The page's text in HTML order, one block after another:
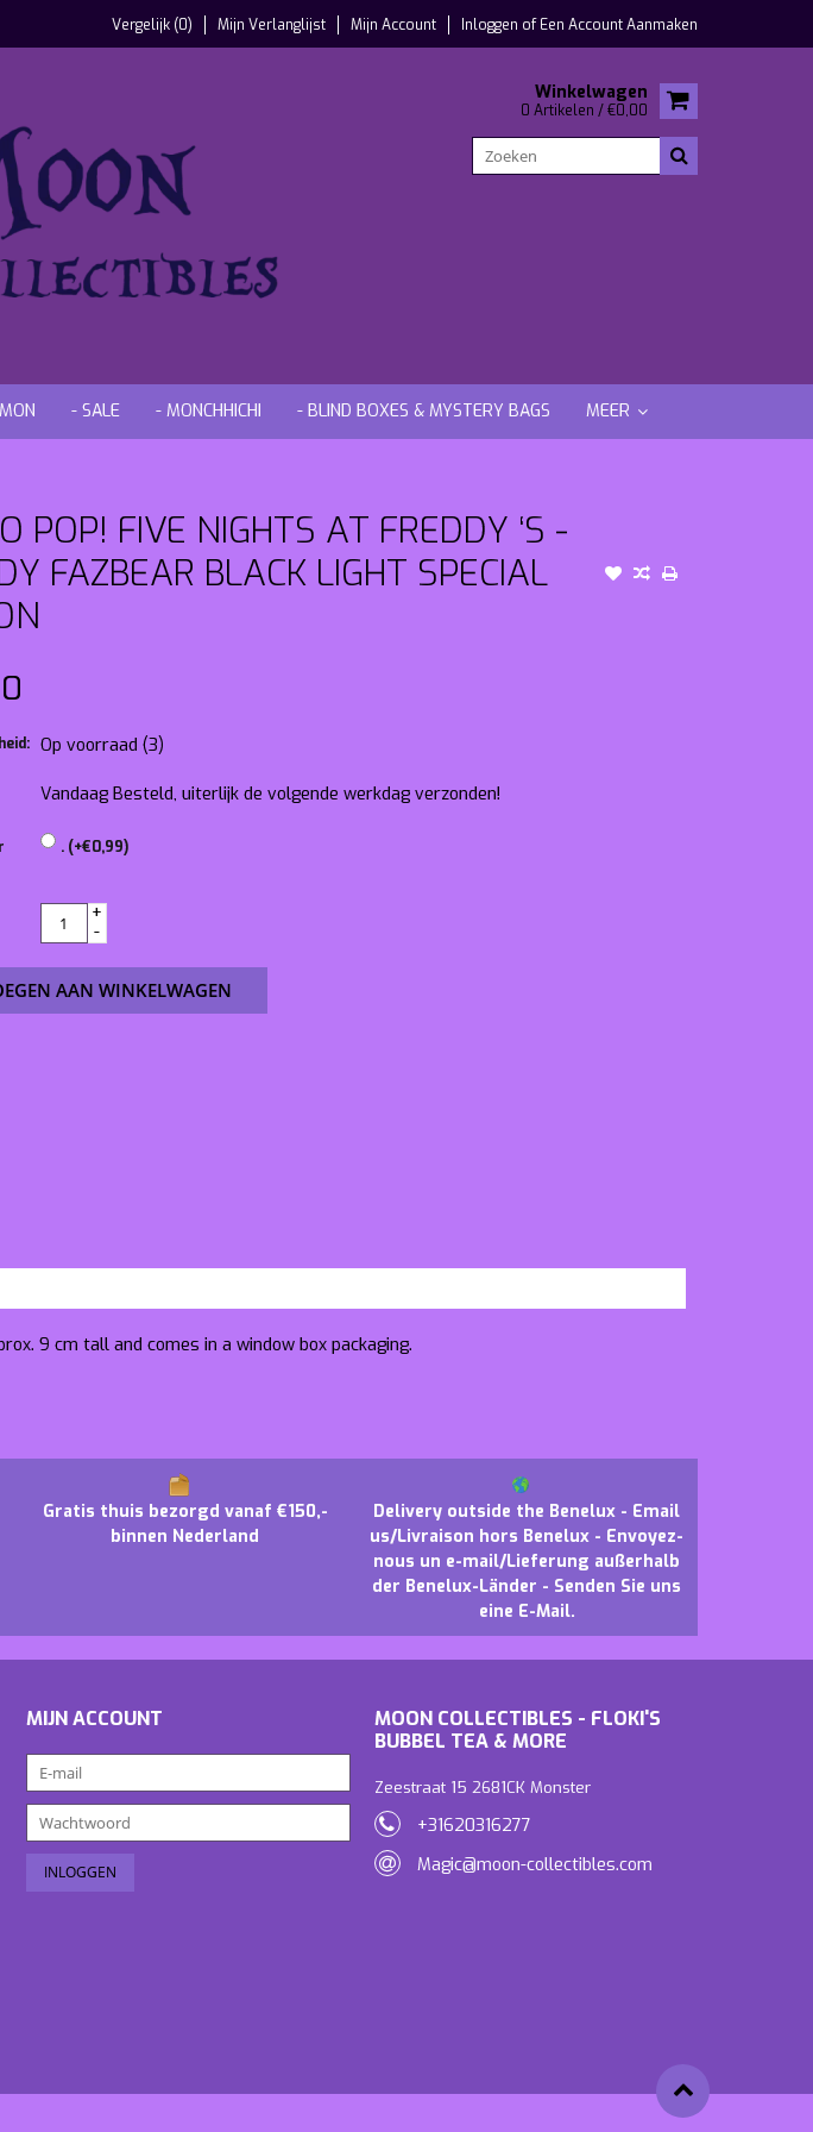
Vergelijk (0) Mijn Verlanglijst Mijn Account Inloggen ofEen Account Aanmaken
Winkelwagen
0 Artikelen / €0,00
- SALE - MONCHHICHI - BLIND BOXES & MYSTERY BAGS MEER
POP! FIVE NIGHTS AT FREDDY ‘S -
FAZBEAR BLACK LIGHT SPECIAL
Op voorraad (3)
Vandaag Besteld, uiterlijk de volgende werkdag verzonden!
. (+€0,99)
+
-
AAN WINKELWAGEN
9 cm tall and comes in a window box packaging.
Gratis thuis bezorgd vanaf €150,-
binnen Nederland
Delivery outside the Benelux - Email
us/Livraison hors Benelux - Envoyez-
nous un e-mail/Lieferung außerhalb
der Benelux-Länder - Senden Sie uns
eine E-Mail.
MIJN ACCOUNT
MOON COLLECTIBLES - FLOKI'S
BUBBEL TEA & MORE
Zeestraat 15 2681CK Monster
+31620316277
Magic@moon-collectibles.com